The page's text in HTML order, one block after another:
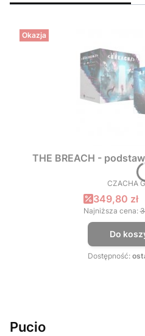
Okazja
THE BREACH -
CZACHA
Cena
349,80 zł
Najniższa cena:
Do
Dostępność:
Pucio